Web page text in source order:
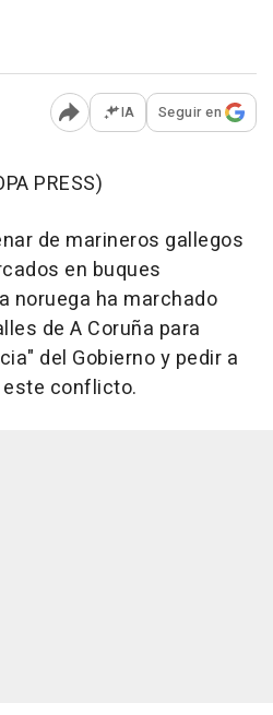
Abrir opciones para
IA Seguir en
PRESS)
de marineros gallegos
en buques
noruega ha marchado
de A Coruña para
del Gobierno y pedir a
este conflicto.